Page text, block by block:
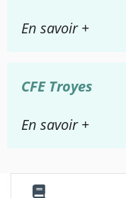
En savoir +
CFE Troyes
En savoir +